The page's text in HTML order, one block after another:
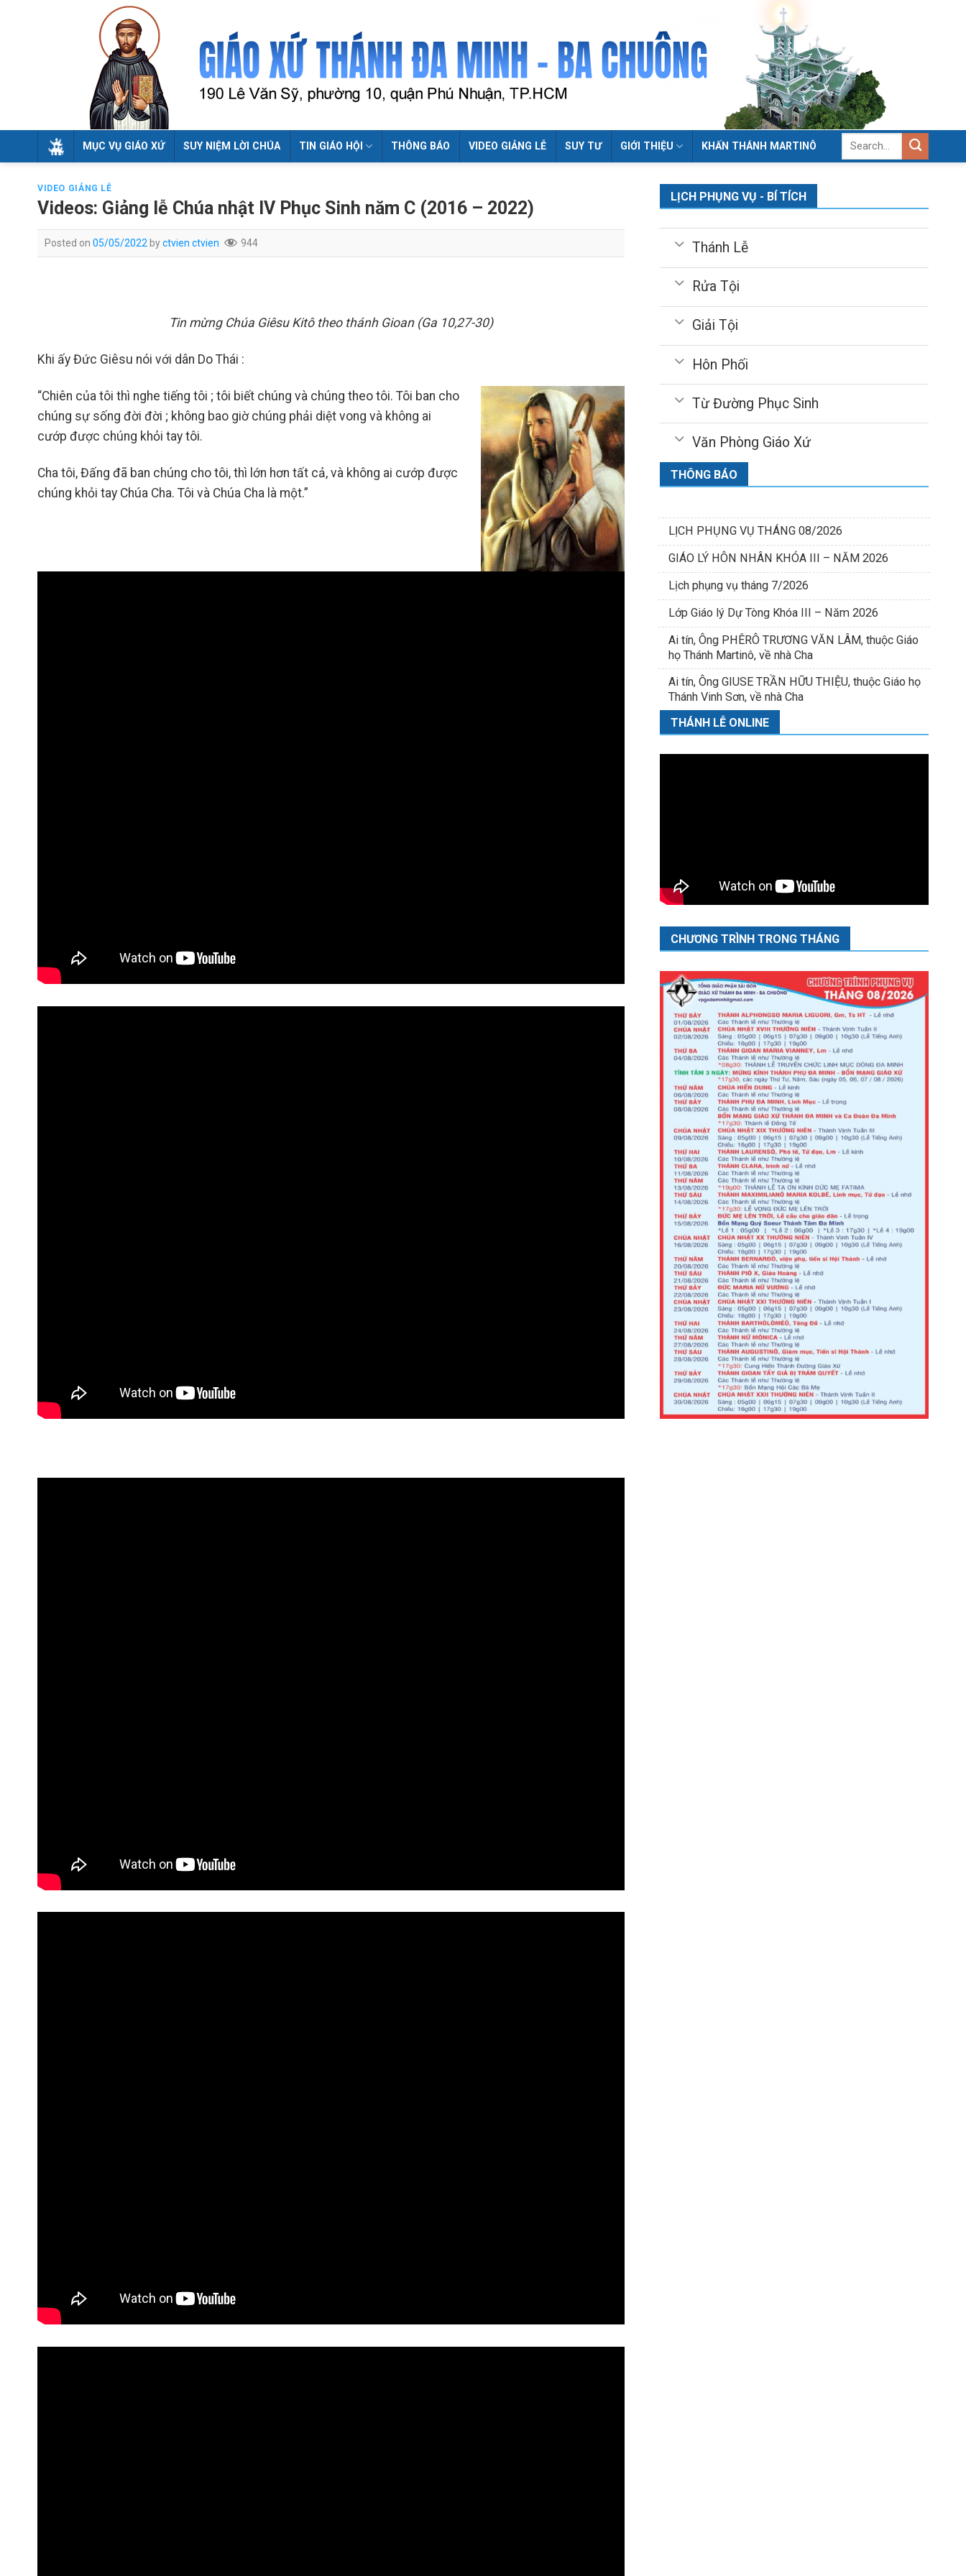
MỤC VỤ GIÁO XỨ SUY NIỆM LỜI CHÚA TIN GIÁO HỘI THÔNG BÁO VIDEO GIẢNG LỄ SUY TƯ GIỚI THIỆU KHẤN THÁNH MARTINÔ
VIDEO GIẢNG LỄ
Videos: Giảng lễ Chúa nhật IV Phục Sinh năm C (2016 – 2022)
Posted on 05/05/2022 byctvien ctvien 944
Tin mừng Chúa Giêsu Kitô theo thánh Gioan (Ga 10,27-30)
Khi ấy Đức Giêsu nói với dân Do Thái :
“Chiên của tôi thì nghe tiếng tôi ; tôi biết chúng và chúng theo tôi. Tôi ban cho
chúng sự sống đời đời ; không bao giờ chúng phải diệt vong và không ai
cướp được chúng khỏi tay tôi.
Cha tôi, Đấng đã ban chúng cho tôi, thì lớn hơn tất cả, và không ai cướp được
chúng khỏi tay Chúa Cha. Tôi và Chúa Cha là một.”
LỊCH PHỤNG VỤ - BÍ TÍCH
Thánh Lễ
Rửa Tội
Giải Tội
Hôn Phối
Từ Đường Phục Sinh
Văn Phòng Giáo Xứ
THÔNG BÁO
LỊCH PHỤNG VỤ THÁNG 08/2026
GIÁO LÝ HÔN NHÂN KHÓA III – NĂM 2026
Lịch phụng vụ tháng 7/2026
Lớp Giáo lý Dự Tòng Khóa III – Năm 2026
Ai tín, Ông PHÊRÔ TRƯƠNG VĂN LÂM, thuộc Giáo
họ Thánh Martinô, về nhà Cha
Ai tín, Ông GIUSE TRẦN HỮU THIỆU, thuộc Giáo họ
Thánh Vinh Sơn, về nhà Cha
THÁNH LỄ ONLINE
CHƯƠNG TRÌNH TRONG THÁNG